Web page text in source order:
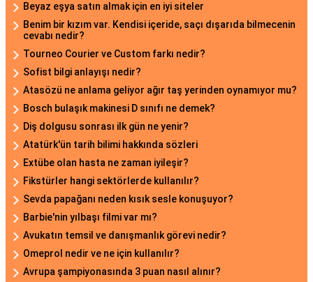
Beyaz eşya satın almak için en iyi siteler
Benim bir kızım var. Kendisi içeride, saçı dışarıda bilmecenin
cevabı nedir?
Tourneo Courier ve Custom farkı nedir?
Sofist bilgi anlayışı nedir?
Atasözü ne anlama geliyor ağır taş yerinden oynamıyor mu?
Bosch bulaşık makinesi D sınıfı ne demek?
Diş dolgusu sonrası ilk gün ne yenir?
Atatürk'ün tarih bilimi hakkında sözleri
Extübe olan hasta ne zaman iyileşir?
Fikstürler hangi sektörlerde kullanılır?
Sevda papağanı neden kısık sesle konuşuyor?
Barbie'nin yılbaşı filmi var mı?
Avukatın temsil ve danışmanlık görevi nedir?
Omeprol nedir ve ne için kullanılır?
Avrupa şampiyonasında 3 puan nasıl alınır?